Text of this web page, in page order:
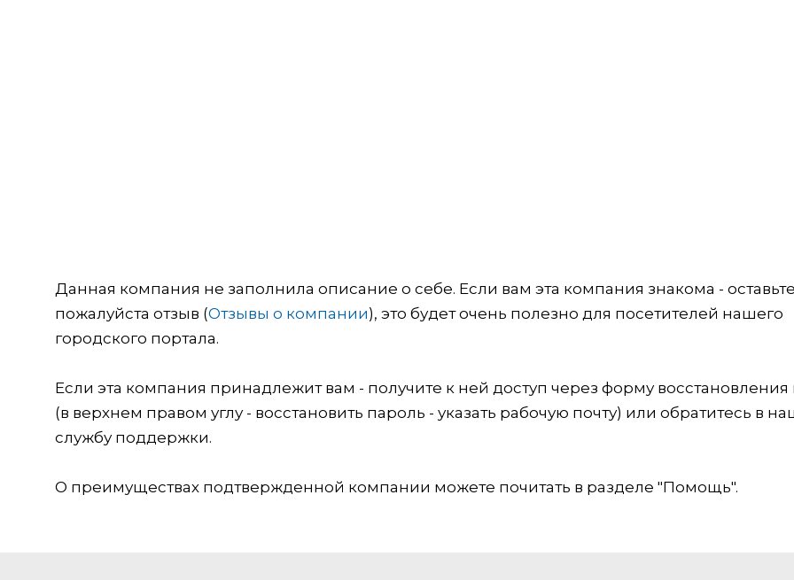
Данная компания не заполнила описание о себе. Если вам эта компания знакома -
пожалуйста отзыв (Отзывы о компании), это будет очень полезно для посетителей нашего
городского портала.
Если эта компания принадлежит вам - получите к ней доступ через форму восстановления
(в верхнем правом углу - восстановить пароль - указать рабочую почту) или обратитесь в
службу поддержки.
О преимуществах подтвержденной компании можете почитать в разделе "Помощь".